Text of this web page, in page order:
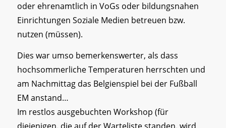
oder ehrenamtlich in VoGs oder bildungsnahen
Einrichtungen Soziale Medien betreuen bzw.
nutzen (müssen).
Dies war umso bemerkenswerter, als dass
hochsommerliche Temperaturen herrschten und
am Nachmittag das Belgienspiel bei der Fußball
EM anstand…
Im restlos ausgebuchten Workshop (für